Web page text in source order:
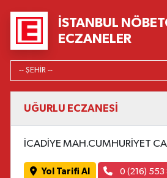
İSTANBUL
ECZANELER
UĞURLU ECZANESİ
İCADİYE MAH.CUMHURİYET
Yol Tarifi Al 0 (216)